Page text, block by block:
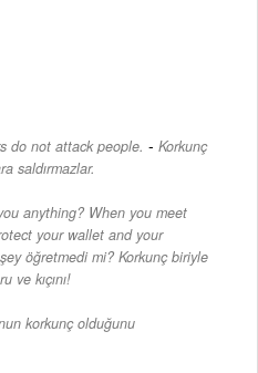
do not attack people. - Korkunç
saldırmazlar.
anything? When you meet
your wallet and your
öğretmedi mi? Korkunç biriyle
ve kıçını!
korkunç olduğunu